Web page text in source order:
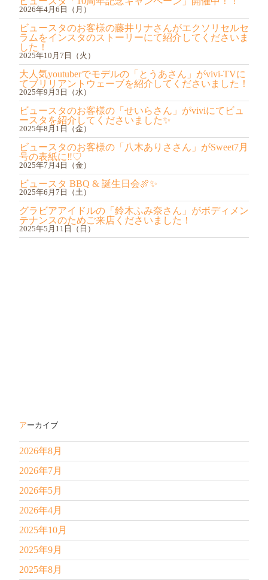
2026年4月6日（月）
ビュースタのお客様の藤井リナさんがエクソリセルセ
ラムをインスタのストーリーにて紹介してくださいま
した！
2025年10月7日（火）
大人気youtuberでモデルの「とうあさん」がvivi-TVに
てブリリアントウェーブを紹介してくださいました！
2025年9月3日（水）
ビュースタのお客様の「せいらさん」がviviにてビュ
ースタを紹介してくださいました✨
2025年8月1日（金）
ビュースタのお客様の「八木ありささん」がSweet7月
号の表紙に‼︎♡
2025年7月4日（金）
ビュースタ BBQ & 誕生日会🍖✨
2025年6月7日（土）
グラビアアイドルの「鈴木ふみ奈さん」がボディメン
テナンスのためご来店くださいました！
2025年5月11日（日）
アーカイブ
2026年8月
2026年7月
2026年5月
2026年4月
2025年10月
2025年9月
2025年8月